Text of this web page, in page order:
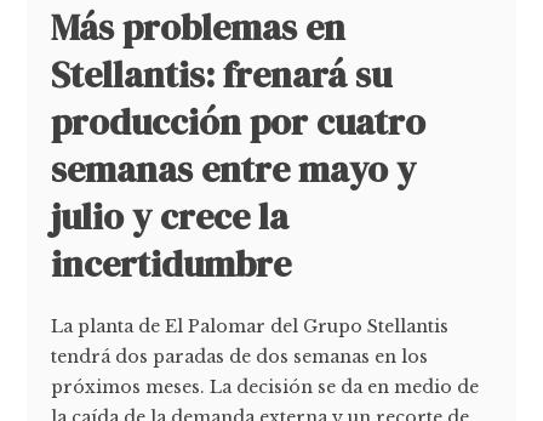
Más problemas en
Stellantis: frenará su
producción por cuatro
semanas entre mayo y
julio y crece la
incertidumbre
La planta de El Palomar del Grupo Stellantis
tendrá dos paradas de dos semanas en los
próximos meses. La decisión se da en medio de